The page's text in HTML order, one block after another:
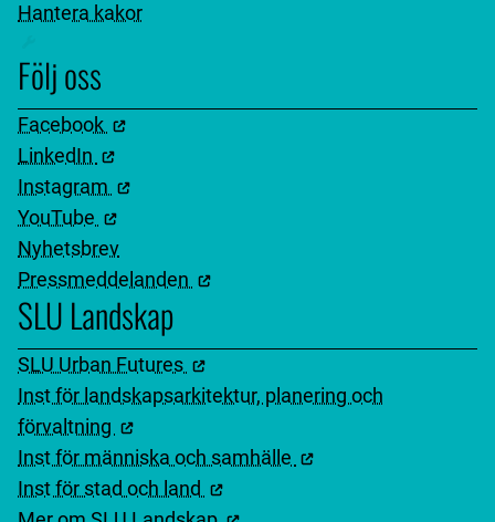
Hantera kakor
Följ oss
Facebook
LinkedIn
Instagram
YouTube
Nyhetsbrev
Pressmeddelanden
SLU Landskap
SLU Urban Futures
Inst för landskapsarkitektur, planering och
förvaltning
Inst för människa och samhälle
Inst för stad och land